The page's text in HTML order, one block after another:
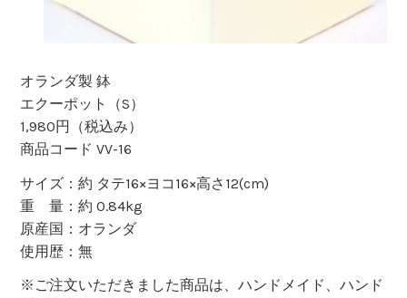
オランダ製 鉢
エクーポット（S）
1,980円（税込み）
商品コード VV-16
サイズ：約 タテ16×ヨコ16×高さ12(cm)
重 量：約 0.84kg
原産国：オランダ
使用歴：無
※ご注文いただきました商品は、ハンドメイド、ハンド